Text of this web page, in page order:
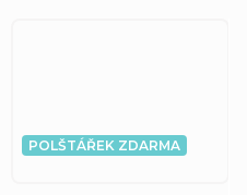
POLŠTÁŘEK ZDARMA